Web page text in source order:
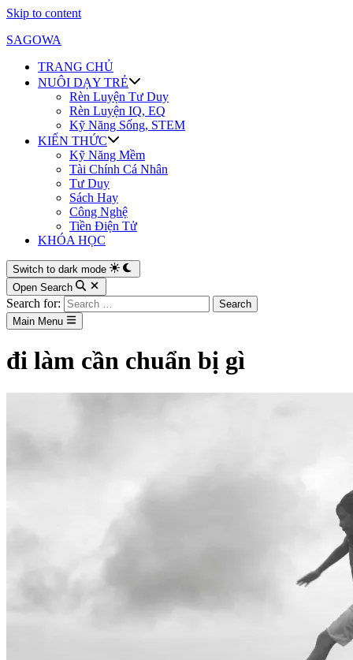
Skip to content
SAGOWA
TRANG CHỦ
NUÔI DẠY TRẺ
Rèn Luyện Tư Duy
Rèn Luyện IQ, EQ
Kỹ Năng Sống, STEM
KIẾN THỨC
Kỹ Năng Mềm
Tài Chính Cá Nhân
Tư Duy
Sách Hay
Công Nghệ
Tiền Điện Tử
KHÓA HỌC
Switch to dark mode
Open Search
Search for:
Main Menu
đi làm cần chuẩn bị gì